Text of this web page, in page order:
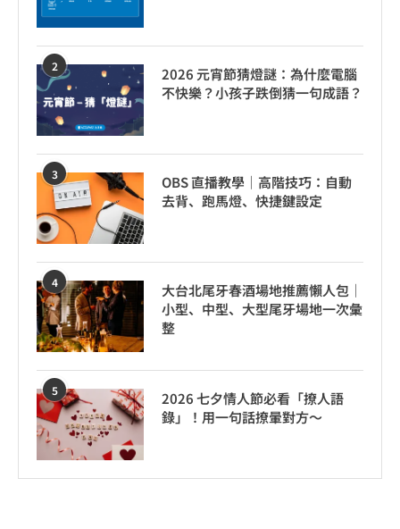
2
2026 元宵節猜燈謎：為什麼電腦
不快樂？小孩子跌倒猜一句成語？
3
OBS 直播教學｜高階技巧：自動
去背、跑馬燈、快捷鍵設定
4
大台北尾牙春酒場地推薦懶人包｜
小型、中型、大型尾牙場地一次彙
整
5
2026 七夕情人節必看「撩人語
錄」！用一句話撩暈對方～